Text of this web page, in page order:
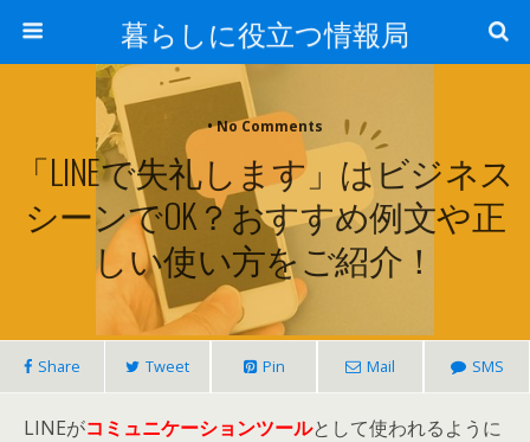
暮らしに役立つ情報局
• No Comments
「LINEで失礼します」はビジネス
シーンでOK？おすすめ例文や正
しい使い方をご紹介！
Share Tweet Pin Mail SMS
LINEがコミュニケーションツールとして使われるように